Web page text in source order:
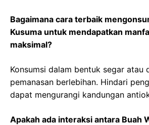
Bagaimana cara terbaik
Kusuma untuk mendapatkan
maksimal?
Konsumsi dalam bentuk segar atau
pemanasan berlebihan. Hindari
dapat mengurangi kandungan
Apakah ada interaksi antara Buah